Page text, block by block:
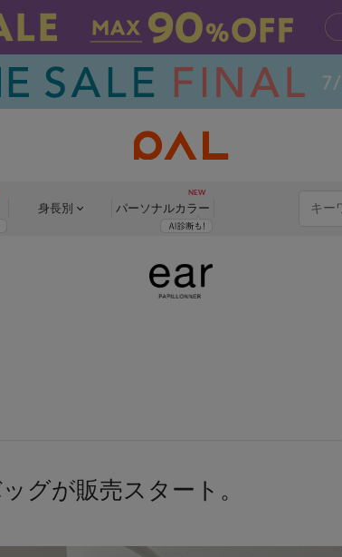
身長別 パーソナルカラー
グが販売スタート。